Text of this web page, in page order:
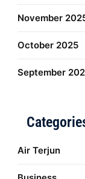
November
October 2025
September
Air Terjun